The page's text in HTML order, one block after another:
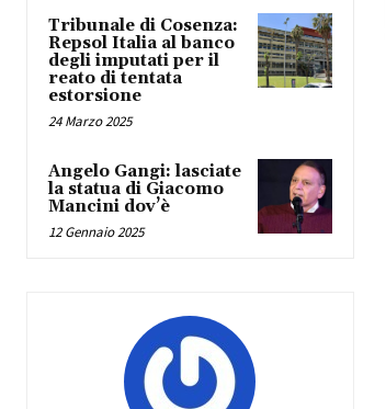
Tribunale di Cosenza:
Repsol Italia al banco
degli imputati per il
reato di tentata
estorsione
24 Marzo 2025
Angelo Gangi: lasciate
la statua di Giacomo
Mancini dov’è
12 Gennaio 2025